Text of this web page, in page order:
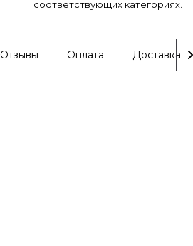
соответствующих категориях.
Отзывы Оплата Доставка